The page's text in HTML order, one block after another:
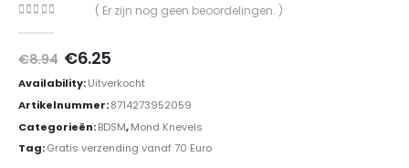
( Er zijn nog geen beoordelingen. )
€8.94 Oorspronkelijke
prijs
was:
€8.94.
€6.25
is:
€6.25.
Availability:Uitverkocht
Artikelnummer:8714273952059
Categorieën:BDSM,Mond Knevels
Tag:Gratis verzending vanaf 70 Euro